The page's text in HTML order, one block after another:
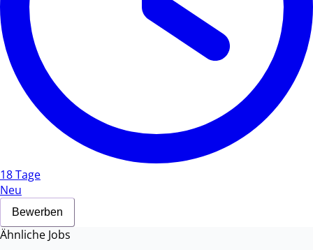
18 Tage
Neu
Bewerben
Ähnliche Jobs